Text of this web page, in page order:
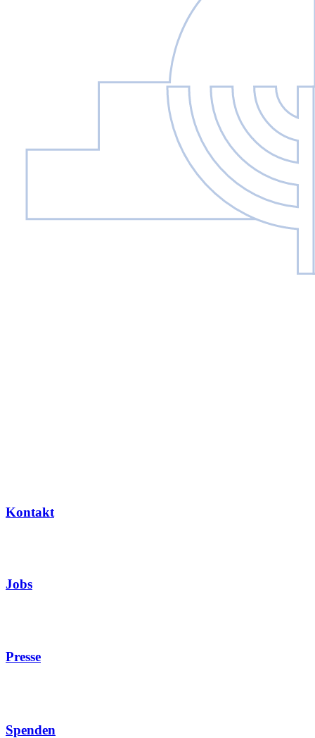
Kontakt
Jobs
Presse
Spenden